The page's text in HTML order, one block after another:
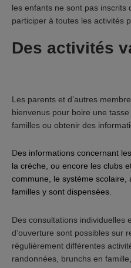
les enfants ne sont pas inscrits
participer à toutes les activités
Des activités
Les parents et d’autres
bienvenus pour boire une
familles ou obtenir des
Des informations concernant
la crèche, ou encore les clubs
commune, le système scolaire,
familles y sont dispensées.
Des consultations individuelles
d’ouverture sont possibles sur
régulièrement différentes
randonnées, brunchs en